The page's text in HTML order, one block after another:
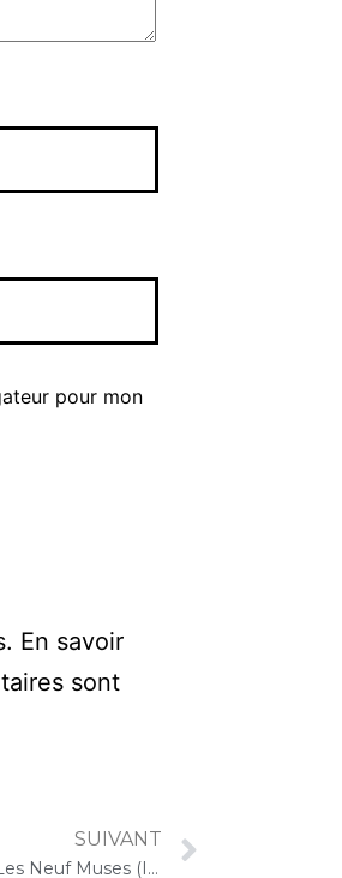
pour mon
En savoir
sont
SUIVANT
13 septembre 2024 – ARPAVIE Les Neuf Muses (Issy-les-Moulineaux) : Concert « Cello Solo »